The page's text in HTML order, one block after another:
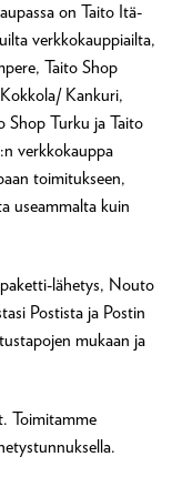
on Taito Itä-
verkkokauppiailta,
Taito Shop
Kankuri,
Shop Turku ja Taito
verkkokauppa
toimitukseen,
useammalta kuin
lähetys, Nouto
Postista ja Postin
mukaan ja
Toimitamme